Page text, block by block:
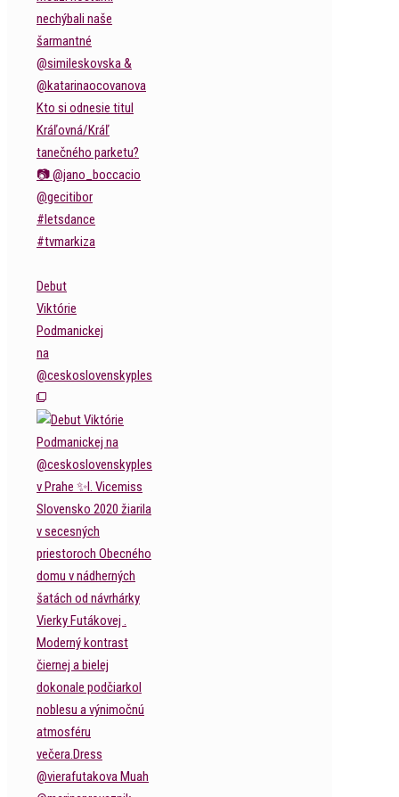
Debut
Viktórie
Podmanickej
na
@ceskoslovenskyples